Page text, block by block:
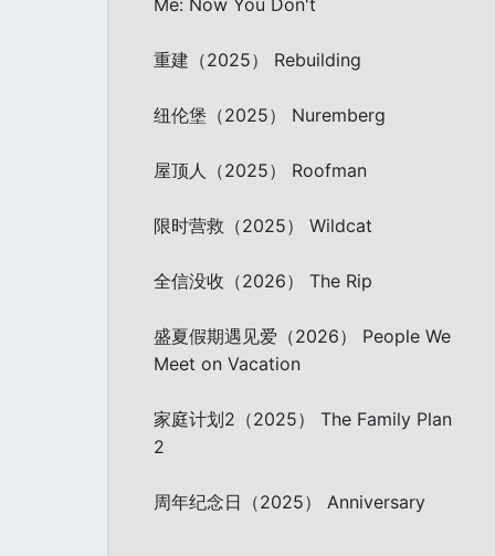
Me: Now You Don't
重建（2025） Rebuilding
纽伦堡（2025） Nuremberg
屋顶人（2025） Roofman
限时营救（2025） Wildcat
全信没收（2026） The Rip
盛夏假期遇见爱（2026） People We
Meet on Vacation
家庭计划2（2025） The Family Plan
2
周年纪念日（2025） Anniversary